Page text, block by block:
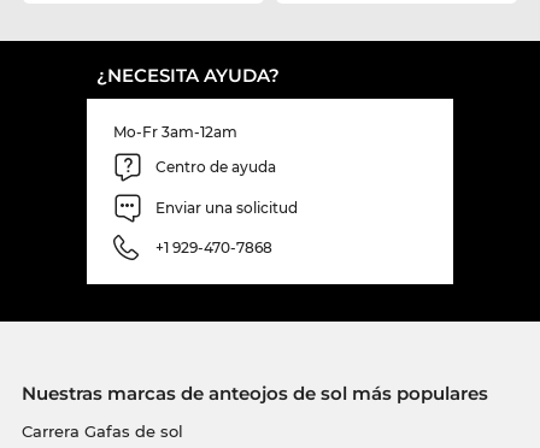
¿NECESITA AYUDA?
Mo-Fr 3am-12am
Centro de ayuda
Enviar una solicitud
+1 929-470-7868
Nuestras marcas de anteojos de sol más populares
Carrera Gafas de sol